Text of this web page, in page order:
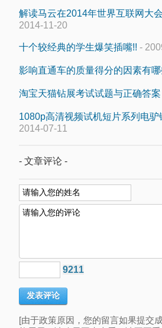
解读马云在2014年世界互联网大
2014-11-20
十个较经典的学生爆笑插嘴!! -
影响直通车的质量得分的因素有
淘宝天猫钻展考试试题与正确答案
1080p高清视频试机短片系列电驴
2014-07-11
- 文章评论 -
9211
[由于政策原因，您的留言如果提交